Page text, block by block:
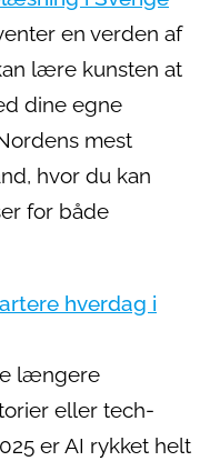
en verden af
lære kunsten at
dine egne
mest
hvor du kan
for både
hverdag i
længere
eller tech-
er AI rykket helt